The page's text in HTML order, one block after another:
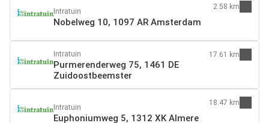
Intratuin
Nobelweg 10, 1097 AR Amsterdam
2.58 km
Intratuin
Purmerenderweg 75, 1461 DE
Zuidoostbeemster
17.61 km
Intratuin
Euphoniumweg 5, 1312 XK Almere
18.47 km